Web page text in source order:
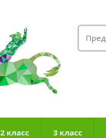
2 класс 3 класс